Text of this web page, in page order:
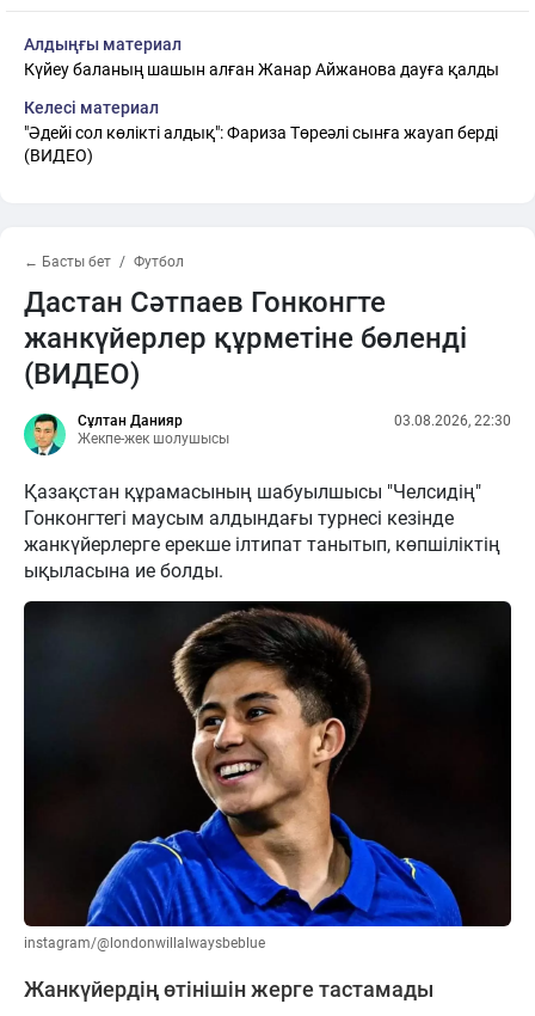
Алдыңғы материал
Күйеу баланың шашын алған Жанар Айжанова дауға қалды
Келесі материал
"Әдейі сол көлікті алдық": Фариза Төреәлі сынға жауап берді
(ВИДЕО)
← Басты бет Футбол
Дастан Сәтпаев Гонконгте
жанкүйерлер құрметіне бөленді
(ВИДЕО)
Сұлтан Данияр
Жекпе-жек шолушысы
03.08.2026, 22:30
Қазақстан құрамасының шабуылшысы "Челсидің"
Гонконгтегі маусым алдындағы турнесі кезінде
жанкүйерлерге ерекше ілтипат танытып, көпшіліктің
ықыласына ие болды.
instagram/@londonwillalwaysbeblue
Жанкүйердің өтінішін жерге тастамады